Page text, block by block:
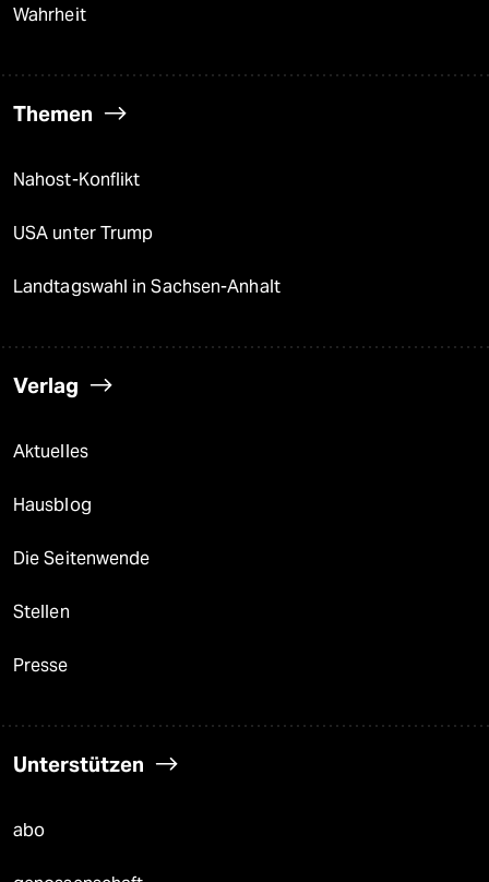
Wahrheit
Themen
Nahost-Konflikt
USA unter Trump
Landtagswahl in Sachsen-Anhalt
Verlag
Aktuelles
Hausblog
Die Seitenwende
Stellen
Presse
Unterstützen
abo